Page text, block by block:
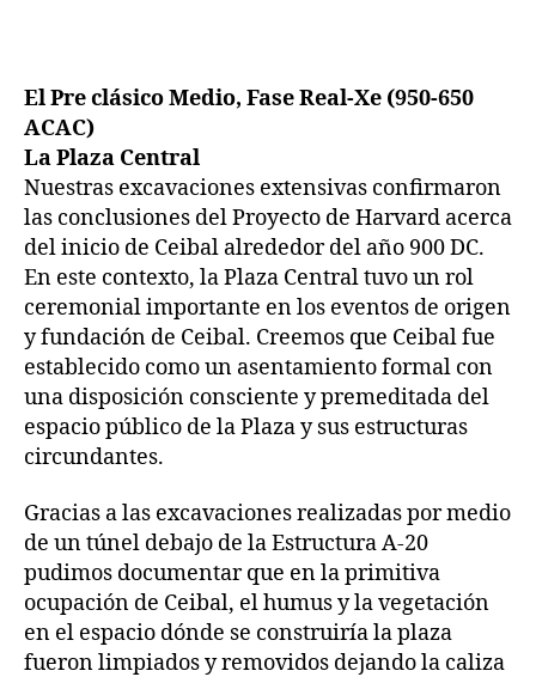
El Pre clásico Medio, Fase Real-Xe (950-650
ACAC)
La Plaza Central
Nuestras excavaciones extensivas confirmaron
las conclusiones del Proyecto de Harvard acerca
del inicio de Ceibal alrededor del año 900 DC.
En este contexto, la Plaza Central tuvo un rol
ceremonial importante en los eventos de origen
y fundación de Ceibal. Creemos que Ceibal fue
establecido como un asentamiento formal con
una disposición consciente y premeditada del
espacio público de la Plaza y sus estructuras
circundantes.
Gracias a las excavaciones realizadas por medio
de un túnel debajo de la Estructura A-20
pudimos documentar que en la primitiva
ocupación de Ceibal, el humus y la vegetación
en el espacio dónde se construiría la plaza
fueron limpiados y removidos dejando la caliza